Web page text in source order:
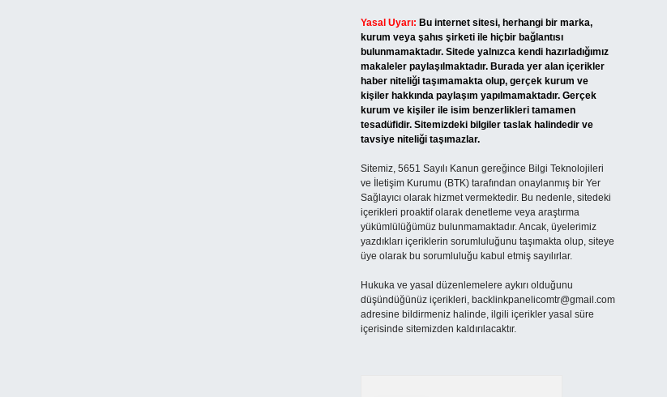
Yasal Uyarı: Bu internet sitesi, herhangi bir marka,
kurum veya şahıs şirketi ile hiçbir bağlantısı
bulunmamaktadır. Sitede yalnızca kendi hazırladığımız
makaleler paylaşılmaktadır. Burada yer alan içerikler
haber niteliği taşımamakta olup, gerçek kurum ve
kişiler hakkında paylaşım yapılmamaktadır. Gerçek
kurum ve kişiler ile isim benzerlikleri tamamen
tesadüfidir. Sitemizdeki bilgiler taslak halindedir ve
tavsiye niteliği taşımazlar.
Sitemiz, 5651 Sayılı Kanun gereğince Bilgi Teknolojileri
ve İletişim Kurumu (BTK) tarafından onaylanmış bir Yer
Sağlayıcı olarak hizmet vermektedir. Bu nedenle, sitedeki
içerikleri proaktif olarak denetleme veya araştırma
yükümlülüğümüz bulunmamaktadır. Ancak, üyelerimiz
yazdıkları içeriklerin sorumluluğunu taşımakta olup, siteye
üye olarak bu sorumluluğu kabul etmiş sayılırlar.
Hukuka ve yasal düzenlemelere aykırı olduğunu
düşündüğünüz içerikleri, backlinkpanelicomtr@gmail.com
adresine bildirmeniz halinde, ilgili içerikler yasal süre
içerisinde sitemizden kaldırılacaktır.